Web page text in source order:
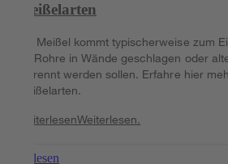
Meißelarten
Ein Meißel kommt typischerweise zum
für Rohre in Wände geschlagen oder
getrennt werden sollen. Erfahre hier
Meißelarten.
WeiterlesenWeiterlesen.
Weiterlesen